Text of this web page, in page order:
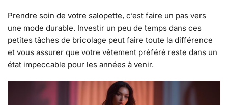
Prendre soin de votre salopette, c’est faire un pas vers
une mode durable. Investir un peu de temps dans ces
petites tâches de bricolage peut faire toute la différence
et vous assurer que votre vêtement préféré reste dans un
état impeccable pour les années à venir.